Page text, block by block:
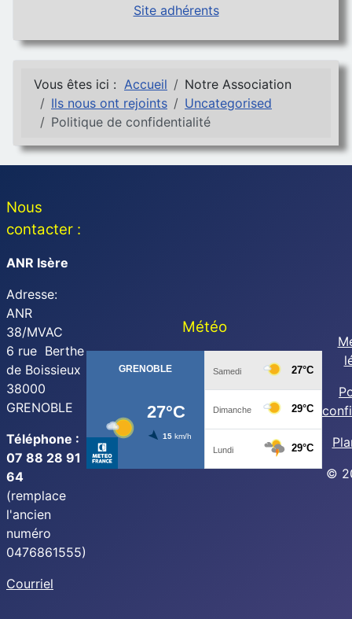
Site adhérents
Vous êtes ici : Accueil
Notre Association
Ils nous ont rejoints
Uncategorised
Politique de confidentialité
Nous
contacter :
ANR Isère
Adresse:
ANR
38/MVAC
6 rue Berthe
de Boissieux
38000
GRENOBLE
Téléphone :
07 88 28 91
64
(remplace
l'ancien
numéro
0476861555)
Courriel
Météo
©